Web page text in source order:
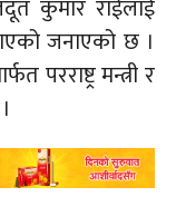
कुमार राईलाई
जनाएको छ ।
परराष्ट्र मन्त्री र